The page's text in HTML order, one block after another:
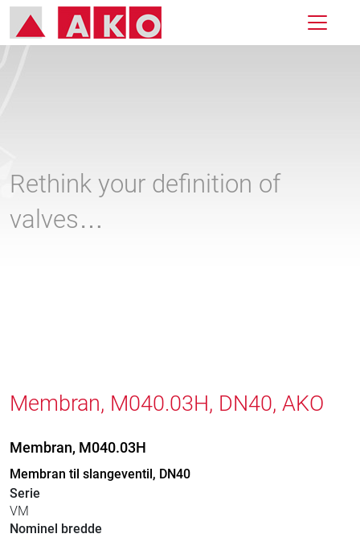
Rethink your definition of
valves…
Membran, M040.03H, DN40, AKO
Membran, M040.03H
Membran til slangeventil, DN40
Serie
VM
Nominel bredde